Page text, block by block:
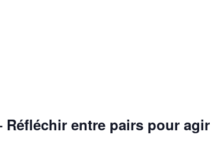
Réfléchir entre pairs pour agir